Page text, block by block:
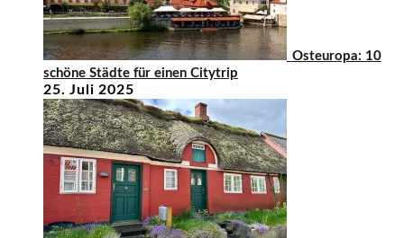
Osteuropa: 10
schöne Städte für einen Citytrip
25. Juli 2025